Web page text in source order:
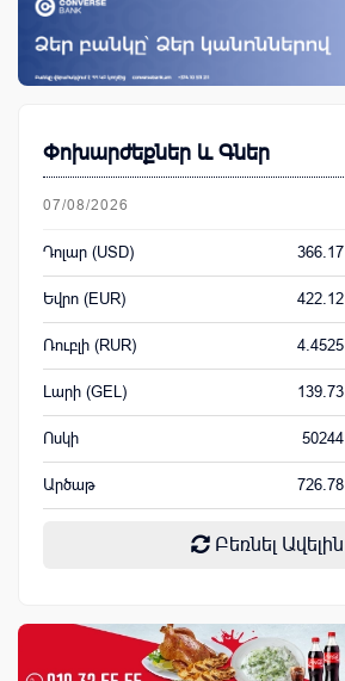
Փոխարժեքներ և Գներ
07/08/2026
Դոլար (USD) 366.17
Եվրո (EUR) 422.12
Ռուբլի (RUR) 4.4525
Լարի (GEL) 139.73
Ոսկի 50244
Արծաթ 726.78
Բեռնել Ավելին